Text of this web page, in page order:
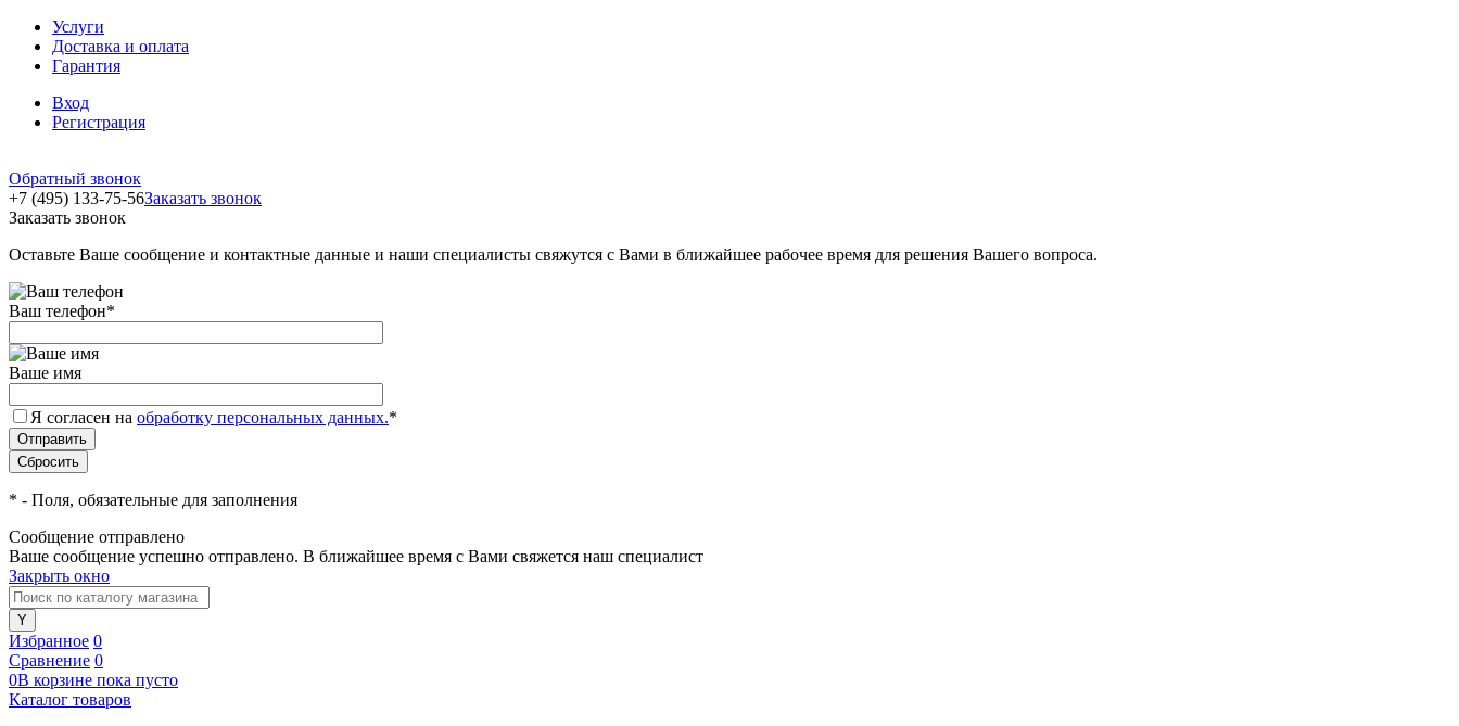
Услуги
Доставка и оплата
Гарантия
Вход
Регистрация
Обратный звонок
+7 (495) 133-75-56Заказать звонок
Заказать звонок
Оставьте Ваше сообщение и контактные данные и наши специалисты свяжутся с Вами в ближайшее рабочее время для решения Вашего вопроса.
Ваш телефон*
Ваше имя
Я согласен на обработку персональных данных.*
* - Поля, обязательные для заполнения
Сообщение отправлено
Ваше сообщение успешно отправлено. В ближайшее время с Вами свяжется наш специалист
Закрыть окно
Избранное 0
Сравнение 0
0В корзине пока пусто
Каталог товаров